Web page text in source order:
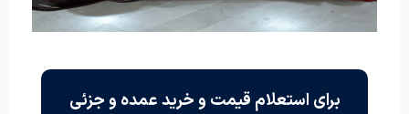
برای استعلام قیمت و خرید عمده و جزئی